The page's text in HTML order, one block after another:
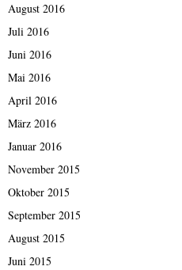
August 2016
Juli 2016
Juni 2016
Mai 2016
April 2016
März 2016
Januar 2016
November 2015
Oktober 2015
September 2015
August 2015
Juni 2015